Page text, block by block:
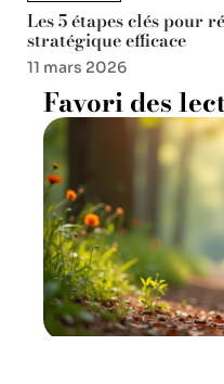
Les 5 étapes clés pour
stratégique efficace
11 mars 2026
Favori des